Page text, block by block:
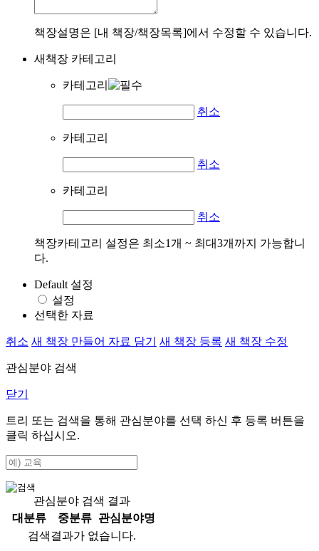
책장설명은 [내 책장/책장목록]에서 수정할 수 있습니다.
새책장 카테고리
카테고리
취소
카테고리
취소
카테고리
취소
책장카테고리 설정은 최소1개 ~ 최대3개까지 가능합니
다.
Default 설정
설정
선택한 자료
취소 새 책장 만들어 자료 담기 새 책장 등록 새 책장 수정
관심분야 검색
닫기
트리 또는 검색을 통해 관심분야를 선택 하신 후 등록 버튼을
클릭 하십시오.
관심분야 검색 결과
대분류
중분류
관심분야명
검색결과가 없습니다.